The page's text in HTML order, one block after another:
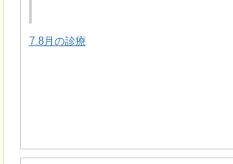
7.8月の診療